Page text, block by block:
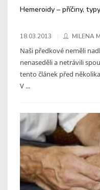
Hemeroidy – příčiny,
18.03.2013 MILENA
Naši předkové neměli
nenaseděli a netrávili
tento článek před
V ...